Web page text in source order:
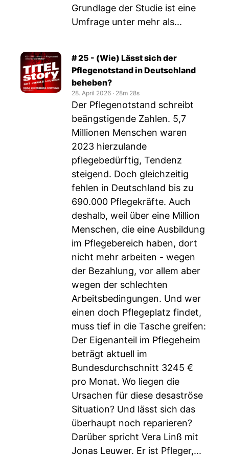
Grundlage der Studie ist eine
Umfrage unter mehr als...
# 25 - (Wie) Lässt sich der
Pflegenotstand in Deutschland
beheben?
28. April 2026 ‧ 28m 28s
Der Pflegenotstand schreibt
beängstigende Zahlen. 5,7
Millionen Menschen waren
2023 hierzulande
pflegebedürftig, Tendenz
steigend. Doch gleichzeitig
fehlen in Deutschland bis zu
690.000 Pflegekräfte. Auch
deshalb, weil über eine Million
Menschen, die eine Ausbildung
im Pflegebereich haben, dort
nicht mehr arbeiten - wegen
der Bezahlung, vor allem aber
wegen der schlechten
Arbeitsbedingungen. Und wer
einen doch Pflegeplatz findet,
muss tief in die Tasche greifen:
Der Eigenanteil im Pflegeheim
beträgt aktuell im
Bundesdurchschnitt 3245 €
pro Monat. Wo liegen die
Ursachen für diese desaströse
Situation? Und lässt sich das
überhaupt noch reparieren?
Darüber spricht Vera Linß mit
Jonas Leuwer. Er ist Pfleger,...